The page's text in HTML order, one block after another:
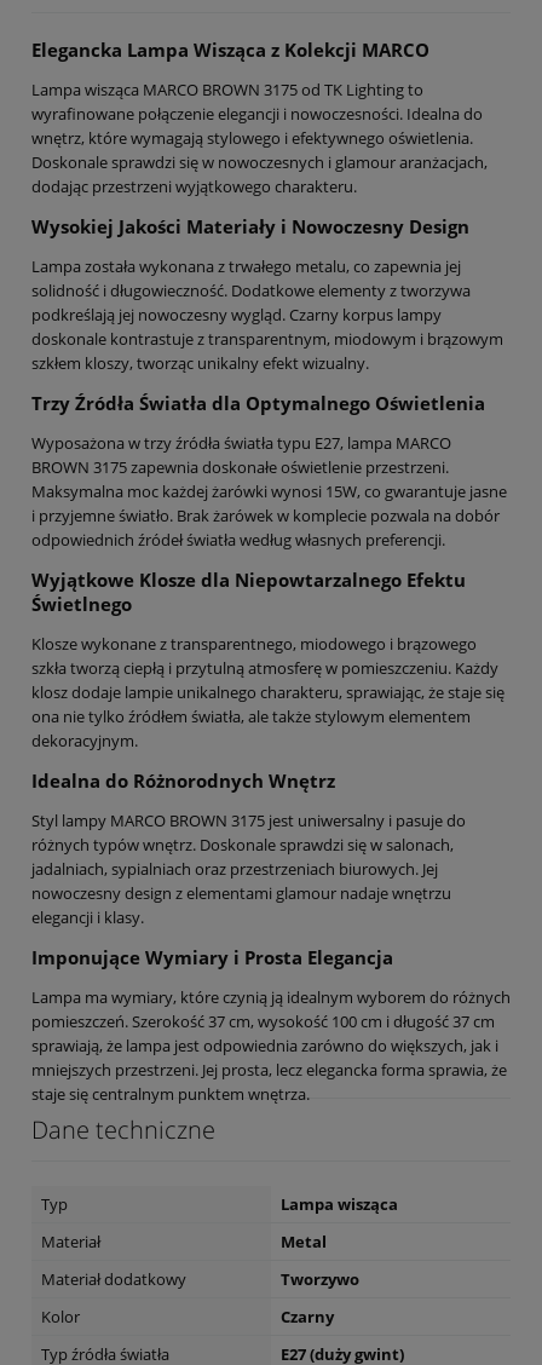
Elegancka Lampa Wisząca z Kolekcji MARCO
Lampa wisząca MARCO BROWN 3175 od TK Lighting to
wyrafinowane połączenie elegancji i nowoczesności. Idealna do
wnętrz, które wymagają stylowego i efektywnego oświetlenia.
Doskonale sprawdzi się w nowoczesnych i glamour aranżacjach,
dodając przestrzeni wyjątkowego charakteru.
Wysokiej Jakości Materiały i Nowoczesny Design
Lampa została wykonana z trwałego metalu, co zapewnia jej
solidność i długowieczność. Dodatkowe elementy z tworzywa
podkreślają jej nowoczesny wygląd. Czarny korpus lampy
doskonale kontrastuje z transparentnym, miodowym i brązowym
szkłem kloszy, tworząc unikalny efekt wizualny.
Trzy Źródła Światła dla Optymalnego Oświetlenia
Wyposażona w trzy źródła światła typu E27, lampa MARCO
BROWN 3175 zapewnia doskonałe oświetlenie przestrzeni.
Maksymalna moc każdej żarówki wynosi 15W, co gwarantuje jasne
i przyjemne światło. Brak żarówek w komplecie pozwala na dobór
odpowiednich źródeł światła według własnych preferencji.
Wyjątkowe Klosze dla Niepowtarzalnego Efektu
Świetlnego
Klosze wykonane z transparentnego, miodowego i brązowego
szkła tworzą ciepłą i przytulną atmosferę w pomieszczeniu. Każdy
klosz dodaje lampie unikalnego charakteru, sprawiając, że staje się
ona nie tylko źródłem światła, ale także stylowym elementem
dekoracyjnym.
Idealna do Różnorodnych Wnętrz
Styl lampy MARCO BROWN 3175 jest uniwersalny i pasuje do
różnych typów wnętrz. Doskonale sprawdzi się w salonach,
jadalniach, sypialniach oraz przestrzeniach biurowych. Jej
nowoczesny design z elementami glamour nadaje wnętrzu
elegancji i klasy.
Imponujące Wymiary i Prosta Elegancja
Lampa ma wymiary, które czynią ją idealnym wyborem do różnych
pomieszczeń. Szerokość 37 cm, wysokość 100 cm i długość 37 cm
sprawiają, że lampa jest odpowiednia zarówno do większych, jak i
mniejszych przestrzeni. Jej prosta, lecz elegancka forma sprawia, że
staje się centralnym punktem wnętrza.
Dane techniczne
Typ
Lampa wisząca
Materiał
Metal
Materiał dodatkowy
Tworzywo
Kolor
Czarny
Typ źródła światła
E27 (duży gwint)